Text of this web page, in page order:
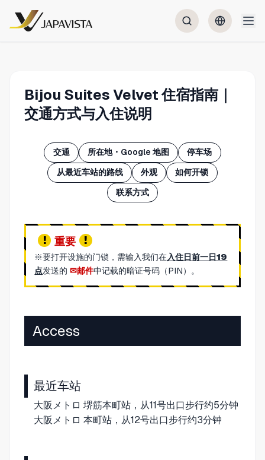
Bijou Suites Velvet 住宿指南｜
交通方式与入住说明
交通 所在地・Google 地图 停车场
从最近车站的路线 外观 如何开锁
联系方式
重要
※要打开设施的门锁，需输入我们在入住日前一日19
点发送的 邮件中记载的暗证号码（PIN）。
Access
最近车站
大阪メトロ 堺筋本町站，从11号出口步行约5分钟
大阪メトロ 本町站，从12号出口步行约3分钟